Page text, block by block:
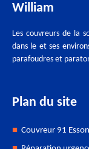
William
Les couvreurs de la
dans le et ses
parafoudres et
Plan du site
Couvreur 91